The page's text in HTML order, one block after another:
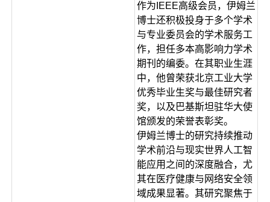
作为IEEE高级会员，伊姆兰
博士还积极投身于多个学术
与专业委员会的学术服务工
作，担任多本高影响力学术
期刊的编委。在其职业生涯
中，他曾荣获北京工业大学
优秀毕业生奖与最佳研究者
奖，以及巴基斯坦驻华大使
馆颁发的荣誉表彰奖。
伊姆兰博士的研究持续推动
学术前沿与现实世界人工智
能应用之间的深度融合，尤
其在医疗健康与网络安全领
域成果显著。其研究聚焦于